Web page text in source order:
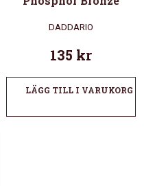
DADDARIO
135 kr
LÄGG TILL I VARUKORG